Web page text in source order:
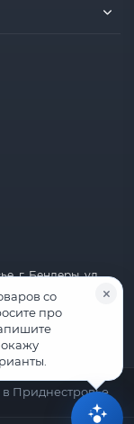
г. Бендеры, ул.
Приднестровье.
со
про